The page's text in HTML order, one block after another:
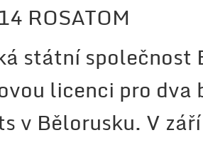
ROSATOM
státní společnost
licenci pro
v Bělorusku. V září